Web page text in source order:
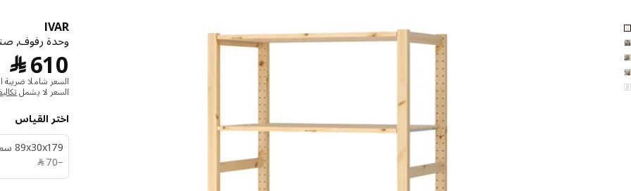
5 IVAR الصور الصور
IVAR
وحدة رفوف,
﷼610
السعر شاملا ضريبة
السعر لا يشمل
اختر القياس
‎89x30x179 سم‏
−
﷼ 70